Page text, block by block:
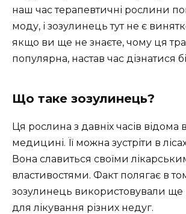
наш час терапевтичні рослини
моду, і зозулинець тут не є
якщо ви ще не знаєте, чому ця
популярна, настав час дізнатися
Що таке зозулинець?
Ця рослина з давніх часів відома
медицині. Її можна зустріти в
Вона славиться своїми
властивостями. Факт полягає в
зозулинець використовували
для лікування різних недуг.